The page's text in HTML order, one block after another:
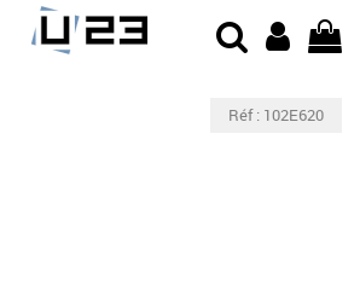
Réf : 102E620